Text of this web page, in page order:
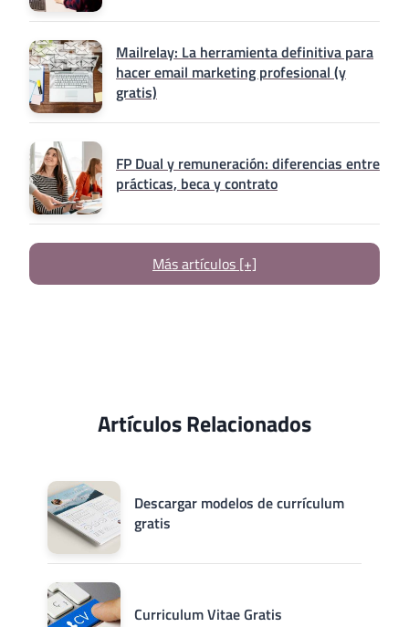
Mailrelay: La herramienta definitiva para
hacer email marketing profesional (y
gratis)
FP Dual y remuneración: diferencias entre
prácticas, beca y contrato
Más artículos [+]
Artículos Relacionados
Descargar modelos de currículum
gratis
Curriculum Vitae Gratis